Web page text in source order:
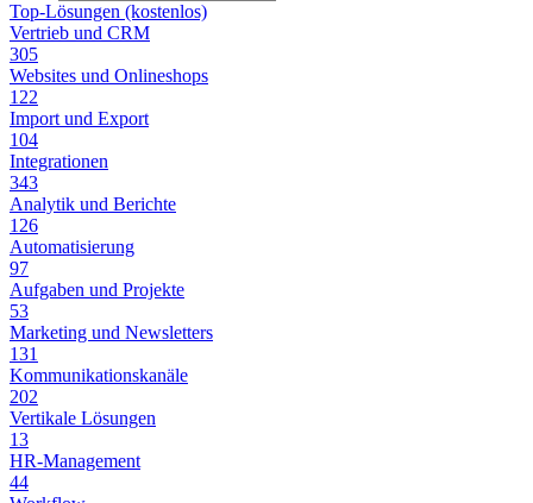
Top-Lösungen (kostenlos)
Vertrieb und CRM
305
Websites und Onlineshops
122
Import und Export
104
Integrationen
343
Analytik und Berichte
126
Automatisierung
97
Aufgaben und Projekte
53
Marketing und Newsletters
131
Kommunikationskanäle
202
Vertikale Lösungen
13
HR-Management
44